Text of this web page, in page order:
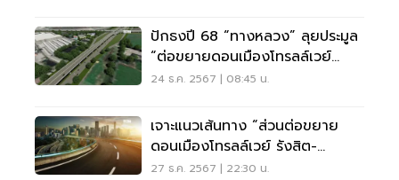
ปักธงปี 68 “ทางหลวง” ลุยประมูล
“ต่อขยายดอนเมืองโทรลล์เวย์
รังสิต-บางปะอิน”
24 ธ.ค. 2567 | 08:45 น.
เจาะแนวเส้นทาง “ส่วนต่อขยาย
ดอนเมืองโทรลล์เวย์ รังสิต-
บางปะอิน” 7.9 หมื่นล.
27 ธ.ค. 2567 | 22:30 น.